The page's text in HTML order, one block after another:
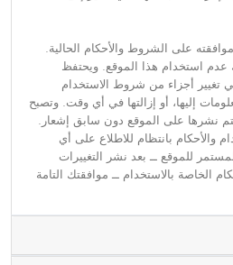
على الشروط والأحكام الحالية.
عدم استخدام هذا الموقع. ويحتفظ
تغيير أجزاء من شروط الاستخدام
إليها، أو إزالتها في أي وقت. وتصبح
يتم نشرها على الموقع دون سابق إشعار.
بانتظام للاطلاع على أي
للموقع ــ بعد نشر التغييرات
الخاصة بالاستخدام ــ موافقتك التامة